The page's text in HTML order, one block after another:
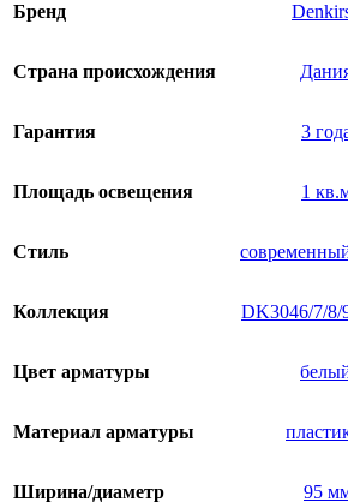
Бренд
Страна происхождения
Гарантия 3
Площадь освещения 1
Стиль
Коллекция DK3046/7/8/
Цвет арматуры
Материал арматуры
Ширина/диаметр 95